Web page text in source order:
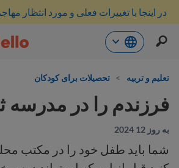
در اینجا با تغییرات فعلی و مورد انتظار
تعلیم و تربیه > تحصیلات برای کودکان
فرزندم را در مدرسه
به روز 12 2024
شما باید طفل خود را در مکتب